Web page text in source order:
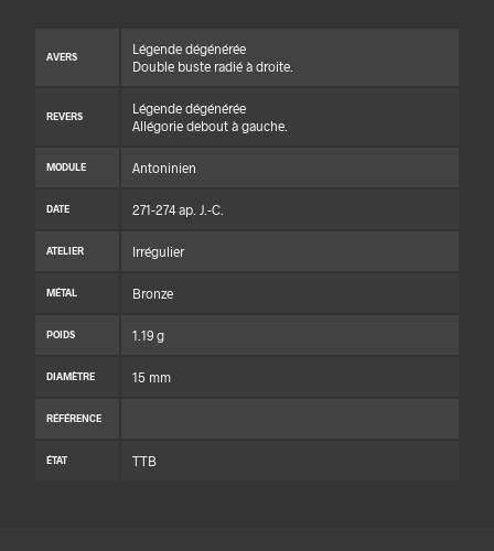
AVERS
Légende dégénérée
Double buste radié à droite.
REVERS
Légende dégénérée
Allégorie debout à gauche.
MODULE Antoninien
DATE 271-274 ap. J.-C.
ATELIER Irrégulier
MÉTAL Bronze
POIDS 1.19 g
DIAMÈTRE 15 mm
RÉFÉRENCE
ÉTAT TTB